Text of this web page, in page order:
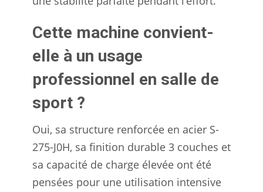
Cette machine convient-
elle à un usage
professionnel en salle de
sport ?
Oui, sa structure renforcée en acier S-
275-J0H, sa finition durable 3 couches et
sa capacité de charge élevée ont été
pensées pour une utilisation intensive